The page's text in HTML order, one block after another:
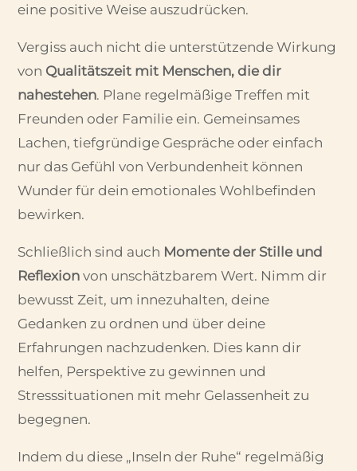
eine positive Weise auszudrücken.
Vergiss auch nicht die unterstützende Wirkung
von Qualitätszeit mit Menschen, die dir
nahestehen. Plane regelmäßige Treffen mit
Freunden oder Familie ein. Gemeinsames
Lachen, tiefgründige Gespräche oder einfach
nur das Gefühl von Verbundenheit können
Wunder für dein emotionales Wohlbefinden
bewirken.
Schließlich sind auch Momente der Stille und
Reflexion von unschätzbarem Wert. Nimm dir
bewusst Zeit, um innezuhalten, deine
Gedanken zu ordnen und über deine
Erfahrungen nachzudenken. Dies kann dir
helfen, Perspektive zu gewinnen und
Stresssituationen mit mehr Gelassenheit zu
begegnen.
Indem du diese „Inseln der Ruhe“ regelmäßig